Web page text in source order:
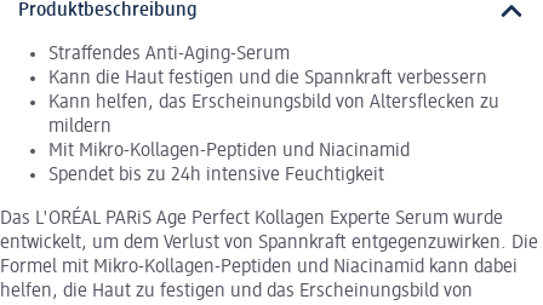
Produktbeschreibung
Straffendes Anti-Aging-Serum
Kann die Haut festigen und die Spannkraft verbessern
Kann helfen, das Erscheinungsbild von Altersflecken zu
mildern
Mit Mikro-Kollagen-Peptiden und Niacinamid
Spendet bis zu 24h intensive Feuchtigkeit
Das L'ORÉAL PARiS Age Perfect Kollagen Experte Serum wurde
entwickelt, um dem Verlust von Spannkraft entgegenzuwirken. Die
Formel mit Mikro-Kollagen-Peptiden und Niacinamid kann dabei
helfen, die Haut zu festigen und das Erscheinungsbild von